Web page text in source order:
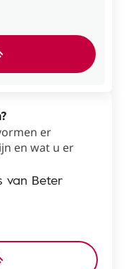
er
en wat u er
van Beter